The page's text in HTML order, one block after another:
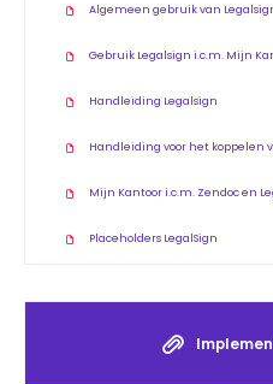
Algemeen gebruik van
Gebruik Legalsign i.c.m. Mijn
Handleiding Legalsign
Handleiding voor het koppelen
Mijn Kantoor i.c.m. Zendoc en
Placeholders LegalSign